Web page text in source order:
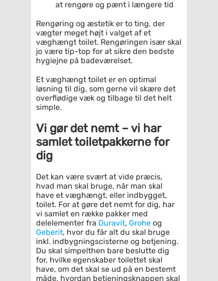
at rengøre og pænt i længere tid
Rengøring og æstetik er to ting, der
vægter meget højt i valget af et
væghængt toilet. Rengøringen især skal
jo være tip-top for at sikre den bedste
hygiejne på badeværelset.
Et væghængt toilet er en optimal
løsning til dig, som gerne vil skære det
overflødige væk og tilbage til det helt
simple.
Vi gør det nemt – vi har
samlet toiletpakkerne for
dig
Det kan være svært at vide præcis,
hvad man skal bruge, når man skal
have et væghængt, eller indbygget,
toilet. For at gøre det nemt for dig, har
vi samlet en række pakker med
delelementer fra Duravit, Grohe og
Geberit, hvor du får alt du skal bruge
inkl. indbygningscisterne og betjening.
Du skal simpelthen bare beslutte dig
for, hvilke egenskaber toilettet skal
have, om det skal se ud på en bestemt
måde, hvordan betjeningsknappen skal